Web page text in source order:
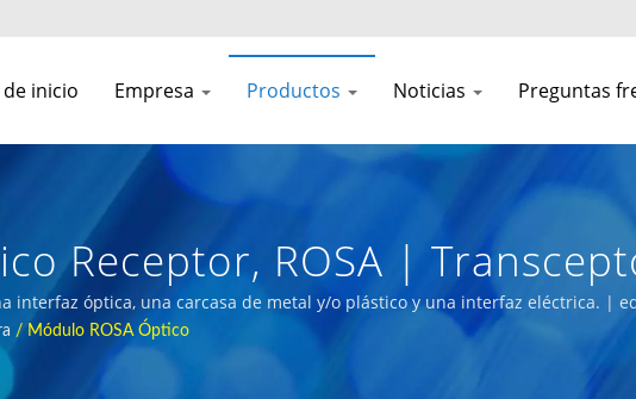
inicio Empresa Productos Noticias Preguntas
Receptor, ROSA |
Para Redes 5g
interfaz óptica, una carcasa de metal y/o plástico y una interfaz eléctrica. |
/ Módulo ROSA Óptico